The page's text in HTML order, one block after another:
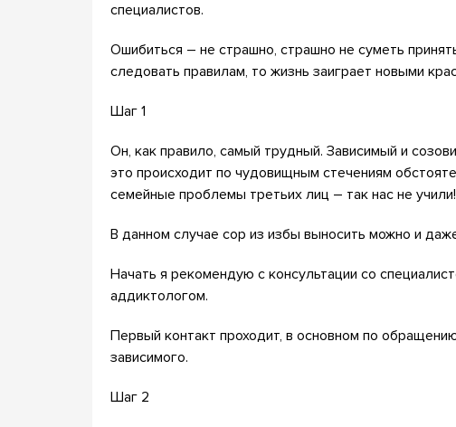
специалистов.
Ошибиться – не страшно, страшно не суметь
следовать правилам, то жизнь заиграет новыми
Шаг 1
Он, как правило, самый трудный. Зависимый и
это происходит по чудовищным стечениям
семейные проблемы третьих лиц – так нас не учили!
В данном случае сор из избы выносить можно и
Начать я рекомендую с консультации со
аддиктологом.
Первый контакт проходит, в основном по
зависимого.
Шаг 2